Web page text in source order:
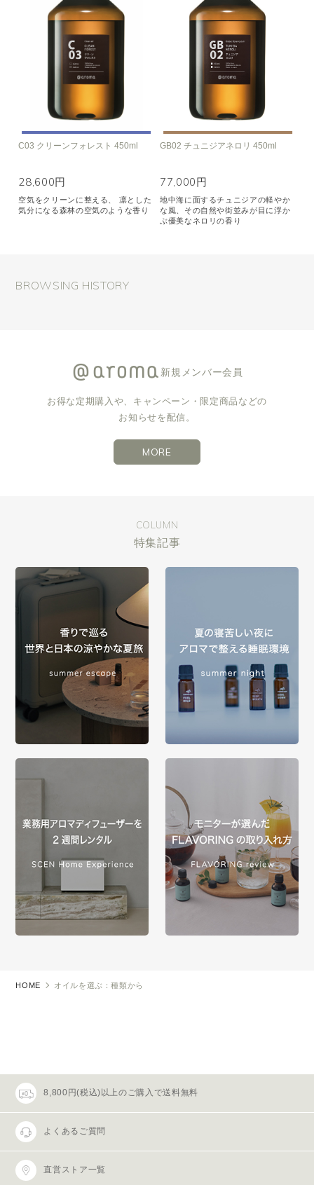
C03 クリーンフォレスト 450ml
28,600円
空気をクリーンに整える、 凛とした
気分になる森林の空気のような香り
GB02 チュニジアネロリ 450ml
77,000円
地中海に面するチュニジアの軽やか
な風、その自然や街並みが目に浮か
ぶ優美なネロリの香り
BROWSING HISTORY
新規メンバー会員
お得な定期購入や、キャンペーン・限定商品などの
お知らせを配信。
MORE
COLUMN
特集記事
HOME オイルを選ぶ：種類から
8,800円(税込)以上のご購入で送料無料
よくあるご質問
直営ストア一覧